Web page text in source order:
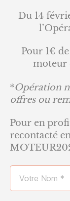
Du 14
Pour 1€
moteur
*Opération
offres ou
Pour en
recontacté